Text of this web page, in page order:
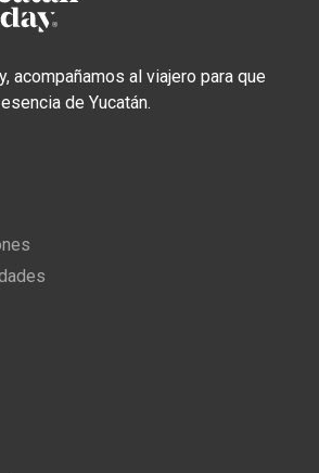
acompañamos al viajero para que
de Yucatán.